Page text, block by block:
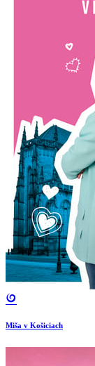
Miša v Košiciach